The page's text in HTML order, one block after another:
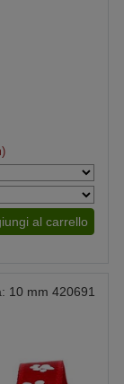
al carrello
10 mm 420691